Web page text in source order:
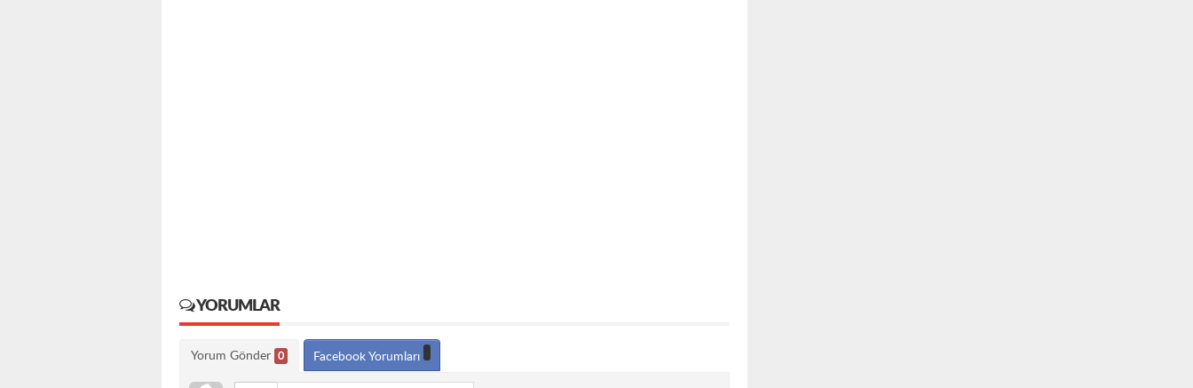
YORUMLAR
Yorum Gönder 0 Facebook Yorumları